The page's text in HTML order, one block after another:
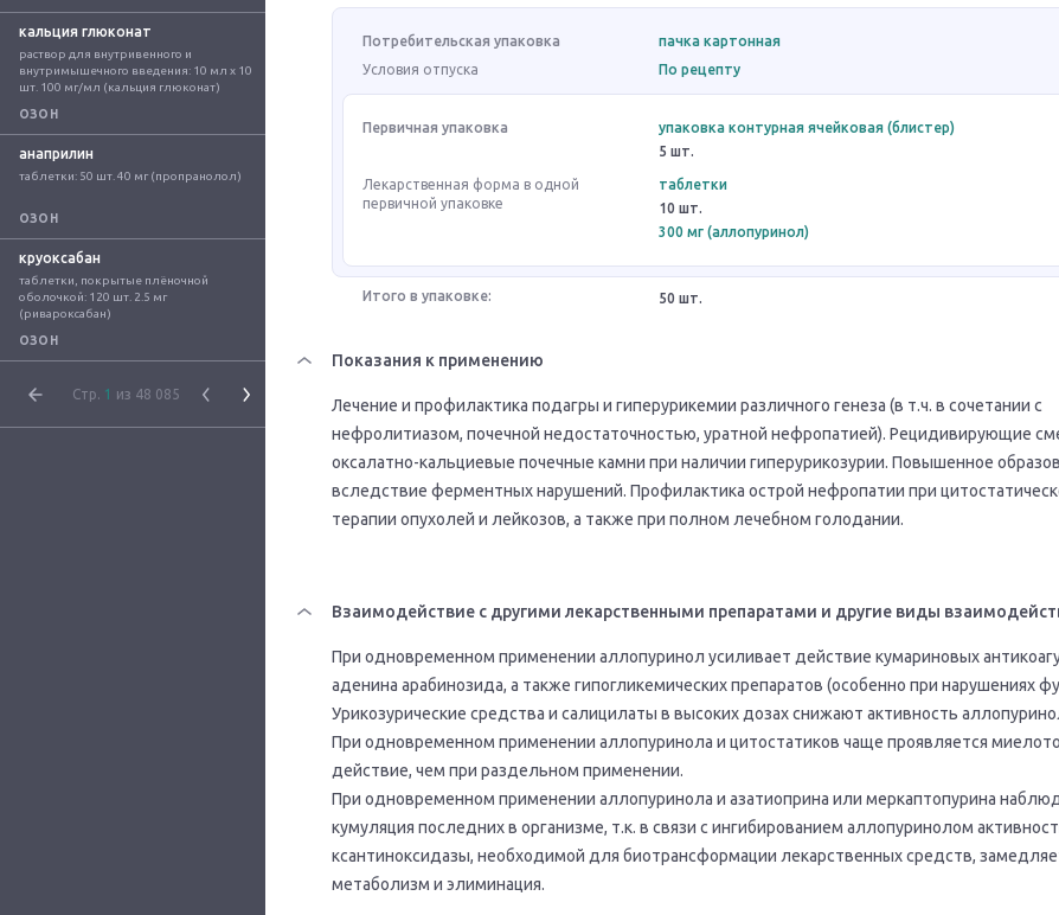
кальция глюконат
раствор для внутривенного и
внутримышечного введения: 10 мл x 10
шт. 100 мг/мл (кальция глюконат)
ОЗОН
анаприлин
таблетки: 50 шт. 40 мг (пропранолол)
ОЗОН
круоксабан
таблетки, покрытые плёночной
оболочкой: 120 шт. 2.5 мг
(ривароксабан)
ОЗОН
Стр. 1 из 48 085
Потребительская упаковка
пачка картонная
Условия отпуска
По рецепту
Первичная упаковка
упаковка контурная ячейковая (блистер)
5 шт.
Лекарственная форма в одной
первичной упаковке
таблетки
10 шт.
300 мг (аллопуринол)
Итого в упаковке: 50 шт.
Показания к применению
Лечение и профилактика подагры и гиперурикемии различного генеза (в т.ч. в сочетании с
нефролитиазом, почечной недостаточностью, уратной нефропатией). Рецидивирующие
оксалатно-кальциевые почечные камни при наличии гиперурикозурии. Повышенное
вследствие ферментных нарушений. Профилактика острой нефропатии при
терапии опухолей и лейкозов, а также при полном лечебном голодании.
Взаимодействие с другими лекарственными препаратами и другие виды
При одновременном применении аллопуринол усиливает действие кумариновых
аденина арабинозида, а также гипогликемических препаратов (особенно при нарушениях
Урикозурические средства и салицилаты в высоких дозах снижают активность
При одновременном применении аллопуринола и цитостатиков чаще проявляется
действие, чем при раздельном применении.
При одновременном применении аллопуринола и азатиоприна или меркаптопурина
кумуляция последних в организме, т.к. в связи с ингибированием аллопуринолом
ксантиноксидазы, необходимой для биотрансформации лекарственных средств,
метаболизм и элиминация.